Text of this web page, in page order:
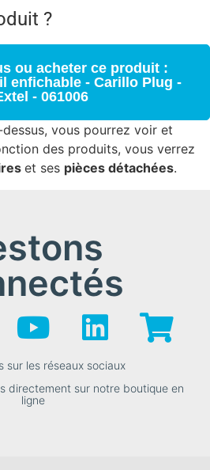
?
ou acheter ce produit :
enfichable - Carillo Plug -
- 061006
vous pourrez voir et
des produits, vous verrez
et ses pièces détachées.
sur les réseaux sociaux
directement sur notre boutique en
ligne